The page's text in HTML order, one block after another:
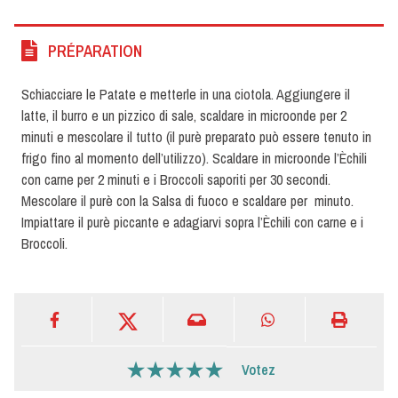
PRÉPARATION
Schiacciare le Patate e metterle in una ciotola. Aggiungere il
latte, il burro e un pizzico di sale, scaldare in microonde per 2
minuti e mescolare il tutto (il purè preparato può essere tenuto in
frigo fino al momento dell’utilizzo). Scaldare in microonde l’Èchili
con carne per 2 minuti e i Broccoli saporiti per 30 secondi.
Mescolare il purè con la Salsa di fuoco e scaldare per minuto.
Impiattare il purè piccante e adagiarvi sopra l’Èchili con carne e i
Broccoli.
Votez